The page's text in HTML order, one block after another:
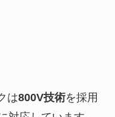
は800V技術を採用